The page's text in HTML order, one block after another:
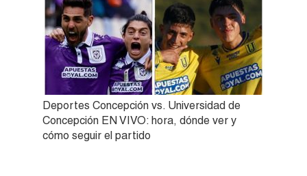
Deportes Concepción vs. Universidad de
Concepción EN VIVO: hora, dónde ver y
cómo seguir el partido